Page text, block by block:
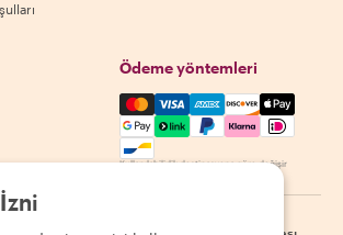
Ödeme yöntemleri
Mastercard, Visa, Amex,
Kullanılabilirlik destinasyona göre değişir